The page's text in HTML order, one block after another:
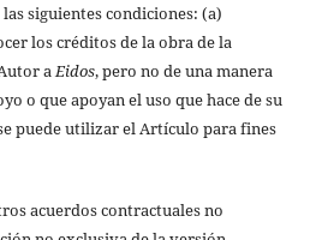
siguientes condiciones: (a)
los créditos de la obra de la
a Eidos, pero no de una manera
o que apoyan el uso que hace de su
puede utilizar el Artículo para fines
acuerdos contractuales no